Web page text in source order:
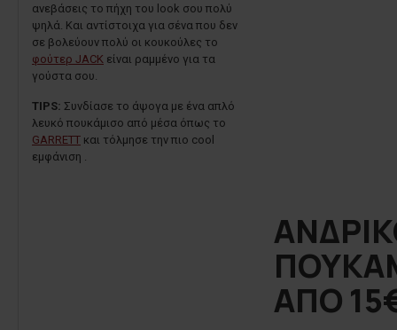
ανεβάσεις το πήχη του look σου πολύ
ψηλά. Και αντίστοιχα για σένα που δεν
σε βολεύουν πολύ οι κουκούλες το
φούτερ JACK είναι ραμμένο για τα
γούστα σου.
TIPS: Συνδίασε το άψογα με ένα απλό
λευκό πουκάμισο από μέσα όπως το
GARRETT και τόλμησε την πιο cool
εμφάνιση .
ΑΠΟ